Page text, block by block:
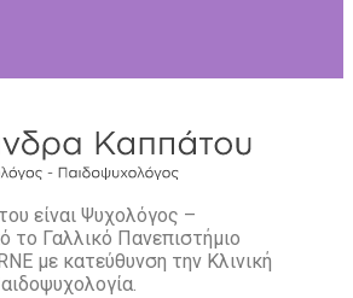
είναι Ψυχολόγος –
το Γαλλικό Πανεπιστήμιο
με κατεύθυνση την Kλινική